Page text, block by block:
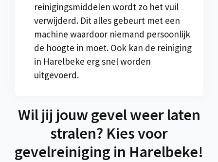
reinigingsmiddelen wordt zo het vuil
verwijderd. Dit alles gebeurt met een
machine waardoor niemand persoonlijk
de hoogte in moet. Ook kan de reiniging
in Harelbeke erg snel worden
uitgevoerd.
Wil jij jouw gevel weer laten
stralen? Kies voor
gevelreiniging in Harelbeke!